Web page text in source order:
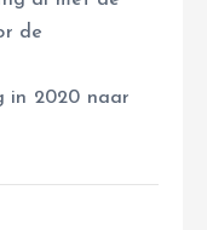
de
in 2020 naar